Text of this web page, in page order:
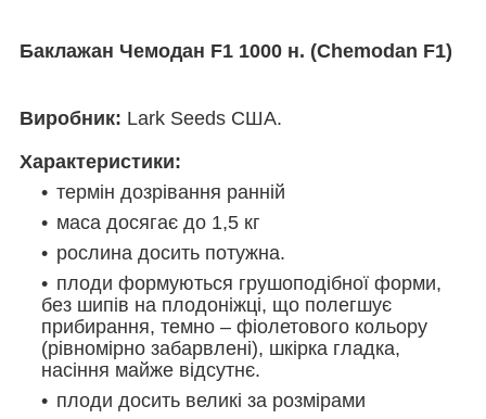
Баклажан Чемодан F1 1000 н. (Chemodan F1)
Виробник: Lark Seeds США.
Характеристики:
термін дозрівання ранній
маса досягає до 1,5 кг
рослина досить потужна.
плоди формуються грушоподібної форми,
без шипів на плодоніжці, що полегшує
прибирання, темно – фіолетового кольору
(рівномірно забарвлені), шкірка гладка,
насіння майже відсутнє.
плоди досить великі за розмірами